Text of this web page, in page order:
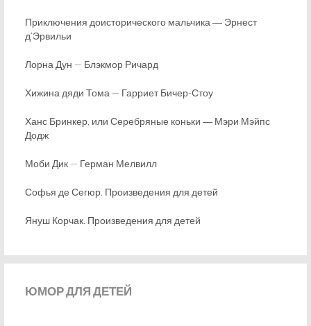
Приключения доисторического мальчика ― Эрнест
д’Эрвильи
Лорна Дун — Блэкмор Ричард
Хижина дяди Тома — Гарриет Бичер-Стоу
Ханс Бринкер, или Серебряные коньки ― Мэри Мэйпс
Додж
Моби Дик — Герман Мелвилл
Софья де Сегюр. Произведения для детей
Януш Корчак. Произведения для детей
ЮМОРДЛЯ ДЕТЕЙ